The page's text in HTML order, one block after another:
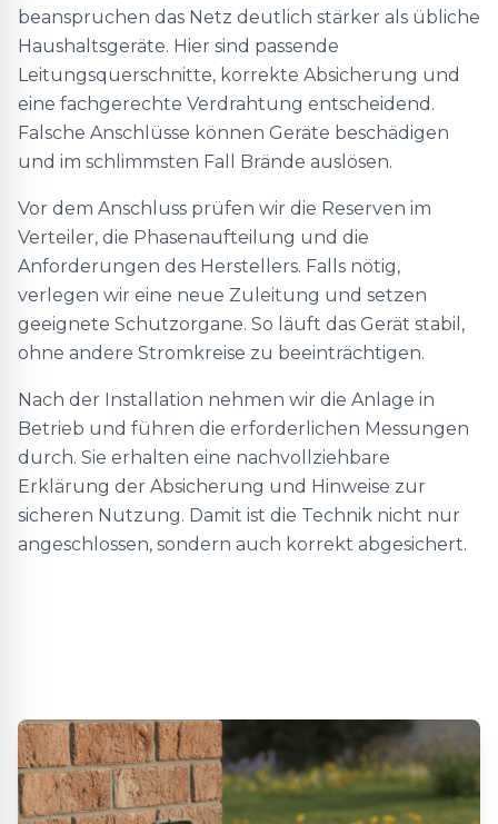
beanspruchen das Netz deutlich stärker als übliche
Haushaltsgeräte. Hier sind passende
Leitungsquerschnitte, korrekte Absicherung und
eine fachgerechte Verdrahtung entscheidend.
Falsche Anschlüsse können Geräte beschädigen
und im schlimmsten Fall Brände auslösen.
Vor dem Anschluss prüfen wir die Reserven im
Verteiler, die Phasenaufteilung und die
Anforderungen des Herstellers. Falls nötig,
verlegen wir eine neue Zuleitung und setzen
geeignete Schutzorgane. So läuft das Gerät stabil,
ohne andere Stromkreise zu beeinträchtigen.
Nach der Installation nehmen wir die Anlage in
Betrieb und führen die erforderlichen Messungen
durch. Sie erhalten eine nachvollziehbare
Erklärung der Absicherung und Hinweise zur
sicheren Nutzung. Damit ist die Technik nicht nur
angeschlossen, sondern auch korrekt abgesichert.